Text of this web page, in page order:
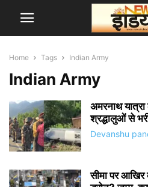
Home Tags Indian Army
Indian Army
अमरनाथ
श्रद्धालुओं से
Devanshu
सीमा पर आखिर